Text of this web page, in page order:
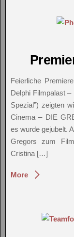
Feierliche
Delphi Filmpalast –
Spezial”) zeigten
Cinema – DIE
es wurde gejubelt.
Gregors zum
Cristina […]
More